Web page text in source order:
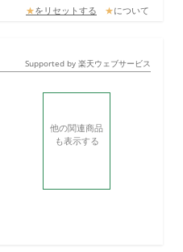
★をリセットする ★について
Supported by 楽天ウェブサービス
他の関連商品
も表示する